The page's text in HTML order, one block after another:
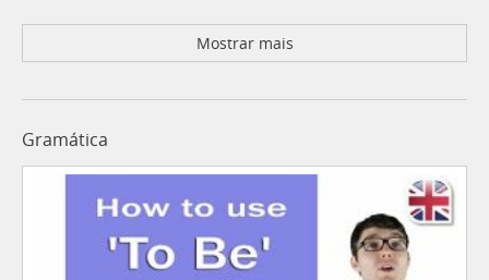
Mostrar mais
Gramática